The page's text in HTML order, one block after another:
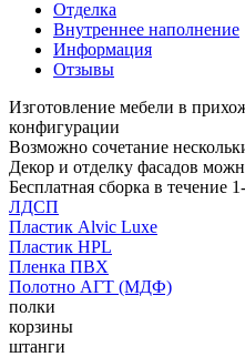
Отделка
Внутреннее наполнение
Информация
Отзывы
Изготовление мебели в
конфигурации
Возможно сочетание
Декор и отделку фасадов
Бесплатная сборка в течение
ЛДСП
Пластик Alvic Luxe
Пластик HPL
Пленка ПВХ
Полотно АГТ (МДФ)
полки
корзины
штанги